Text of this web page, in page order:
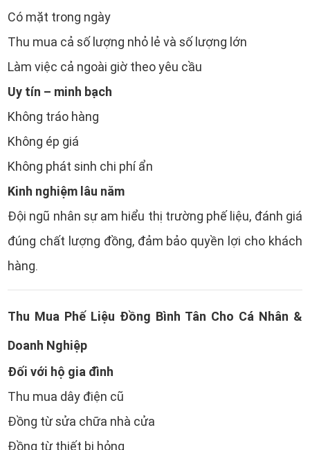
Có mặt trong ngày
Thu mua cả số lượng nhỏ lẻ và số lượng lớn
Làm việc cả ngoài giờ theo yêu cầu
Uy tín – minh bạch
Không tráo hàng
Không ép giá
Không phát sinh chi phí ẩn
Kinh nghiệm lâu năm
Đội ngũ nhân sự am hiểu thị trường phế liệu, đánh giá
đúng chất lượng đồng, đảm bảo quyền lợi cho khách
hàng.
Thu Mua Phế Liệu Đồng Bình Tân Cho Cá Nhân &
Doanh Nghiệp
Đối với hộ gia đình
Thu mua dây điện cũ
Đồng từ sửa chữa nhà cửa
Đồng từ thiết bị hỏng